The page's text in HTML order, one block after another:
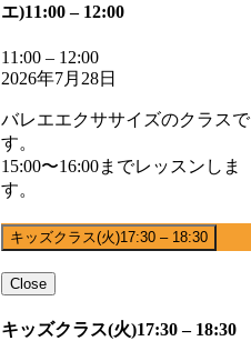
エ)11:00 – 12:00
11:00 – 12:00
2026年7月28日
バレエエクササイズのクラスで
す。
15:00〜16:00までレッスンしま
す。
キッズクラス(火)17:30 – 18:30
Close
キッズクラス(火)17:30 – 18:30